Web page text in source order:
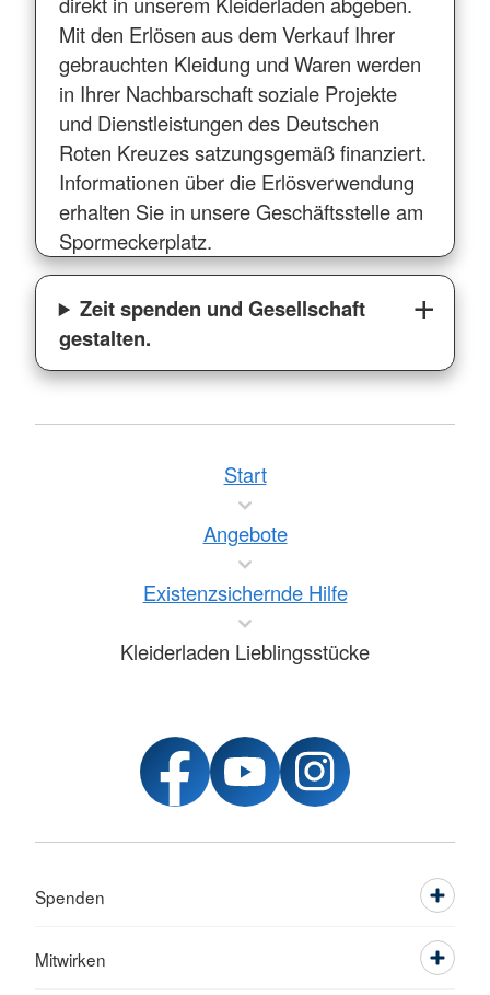
Mit den Erlösen aus dem Verkauf Ihrer
gebrauchten Kleidung und Waren werden
in Ihrer Nachbarschaft soziale Projekte
und Dienstleistungen des Deutschen
Roten Kreuzes satzungsgemäß finanziert.
Informationen über die Erlösverwendung
erhalten Sie in unsere Geschäftsstelle am
Spormeckerplatz.
Zeit spenden und Gesellschaft
gestalten.
Start
Angebote
Existenzsichernde Hilfe
Kleiderladen Lieblingsstücke
Spenden
Mitwirken